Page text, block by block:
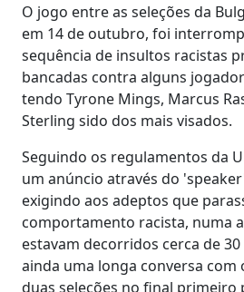
O jogo entre as seleções da
em 14 de outubro, foi
sequência de insultos racistas
bancadas contra alguns
tendo Tyrone Mings, Marcus
Sterling sido dos mais visados.
Seguindo os regulamentos da
um anúncio através do
exigindo aos adeptos que
comportamento racista, numa
estavam decorridos cerca de
ainda uma longa conversa com
duas seleções no final primeiro